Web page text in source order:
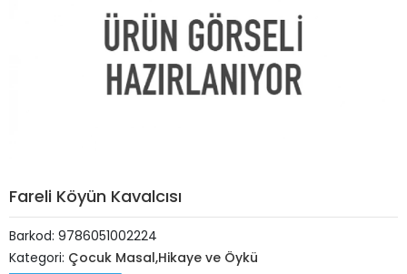
Fareli Köyün Kavalcısı
Barkod: 9786051002224
Kategori: Çocuk Masal,Hikaye ve Öykü